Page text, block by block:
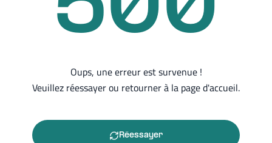
Oups, une erreur est survenue !
Veuillez réessayer ou retourner à la page d'accueil.
Réessayer